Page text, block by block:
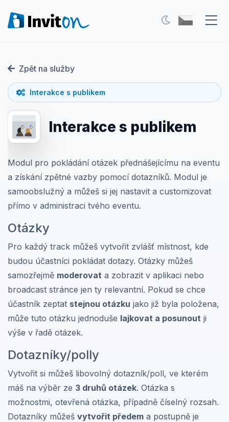
Naše služby
Blog
Akce
FAQ
Kontakt
Přepnout na tmavý režim
Zpět na služby
Interakce s publikem
Interakce s publikem
Modul pro pokládání otázek přednášejícímu na eventu
a získání zpětné vazby pomocí dotazníků. Modul je
samoobslužný a můžeš si jej nastavit a customizovat
přímo v administraci tvého eventu.
Otázky
Pro každý track můžeš vytvořit zvlášť místnost, kde
budou účastníci pokládat dotazy. Otázky můžeš
samozřejmě moderovat a zobrazit v aplikaci nebo
broadcast stránce jen ty relevantní. Pokud se chce
účastník zeptat stejnou otázku jako již byla položena,
může tuto otázku jednoduše lajkovat a posunout ji
výše v řadě otázek.
Dotazníky/polly
Vytvořit si můžeš libovolný dotazník/poll, ve kterém
máš na výběr ze 3 druhů otázek. Otázka s
možnostmi, otevřená otázka, případně číselný rozsah.
Dotazníky můžeš vytvořit předem a postupně je